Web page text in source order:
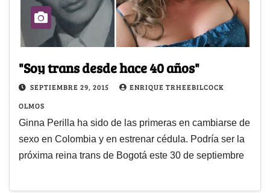
"Soy trans desde hace 40 años"
SEPTIEMBRE 29, 2015
ENRIQUE TRHEEBILCOCK
OLMOS
Ginna Perilla ha sido de las primeras en cambiarse de
sexo en Colombia y en estrenar cédula. Podría ser la
próxima reina trans de Bogotá este 30 de septiembre